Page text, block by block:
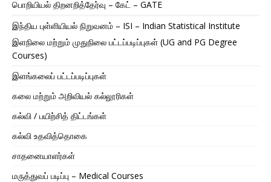
பொறியியல் திறனறித்தேர்வு – கேட் – GATE
இந்திய புள்ளியியல் நிறுவனம் – ISI – Indian Statistical Institute
இளநிலை மற்றும் முதுநிலை பட்டப்படிப்புகள் (UG and PG Degree
Courses)
இளங்கலைப் பட்டப்படிப்புகள்
கலை மற்றும் அறிவியல் கல்லூரிகள்
கல்வி / பயிற்சித் திட்டங்கள்
கல்வி உதவித்தொகை
சாதனையாளர்கள்
மருத்துவப் படிப்பு – Medical Courses